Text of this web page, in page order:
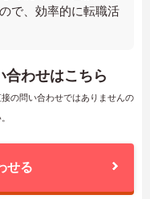
で、効率的に転職活
合わせはこちら
の問い合わせではありませんの
せる